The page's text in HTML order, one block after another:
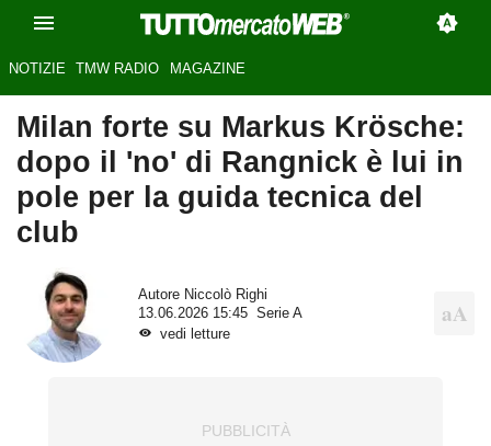
NOTIZIE TMW RADIO MAGAZINE
Milan forte su Markus Krösche:
dopo il 'no' di Rangnick è lui in
pole per la guida tecnica del
club
Autore Niccolò Righi
13.06.2026 15:45
Serie A
vedi letture